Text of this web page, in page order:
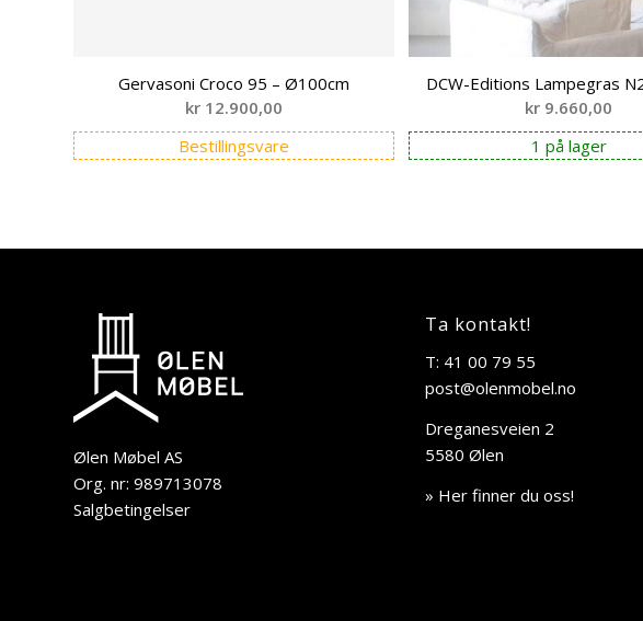
Gervasoni Croco 95 – Ø100cm
kr 12.900,00
Bestillingsvare
DCW-Editions Lampegras
kr 9.660,00
1 på lager
Ølen Møbel AS
Org. nr: 989713078
Salgbetingelser
Ta kontakt!
T: 41 00 79 55
post@olenmobel.no
Dreganesveien 2
5580 Ølen
» Her finner du oss!